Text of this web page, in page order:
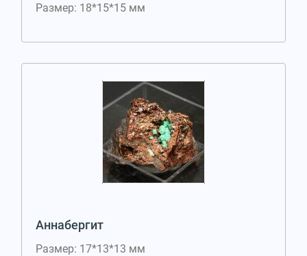
Размер: 18*15*15 мм
Аннабергит
Размер: 17*13*13 мм